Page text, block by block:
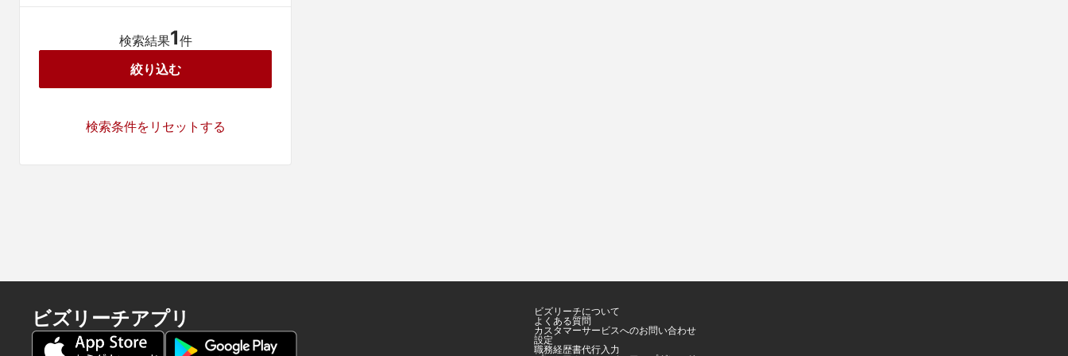
検索結果1件
絞り込む
検索条件をリセットする
ビズリーチアプリ
ビズリーチについて
よくある質問
カスタマーサービスへのお問い合わせ
設定
職務経歴書代行入力